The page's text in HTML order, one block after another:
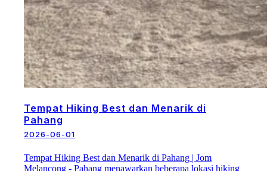
Tempat Hiking Best dan Menarik di
Pahang
2026-06-01
Tempat Hiking Best dan Menarik di Pahang | Jom
Melancong - Pahang menawarkan beberapa lokasi hiking